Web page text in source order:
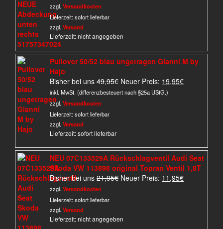
zzgl.Versandkosten
Lieferzeit:sofort lieferbar
zzgl.Versand
Lieferzeit: nicht angegeben
Pullover 50/52 blau ungetragen Gianni M by
Hajo
Bisher bei uns 49,95€ Ursprünglicher
Preis
Neuer Preis: 19,95€Aktueller
inkl. MwSt. (differenzbesteuert nach §25a UStG.)
zzgl.Versandkosten
Lieferzeit:sofort lieferbar
zzgl.Versand
Lieferzeit: sofort lieferbar
NEU 07C133529A Rückschlagventil Audi Seat
Skoda VW 113898 original Topran Ventil 1,8T
Bisher bei uns 21,95€ Ursprünglicher
Neuer Preis: 11,95€Aktueller
zzgl.Versandkosten
Lieferzeit:sofort lieferbar
zzgl.Versand
Lieferzeit: nicht angegeben